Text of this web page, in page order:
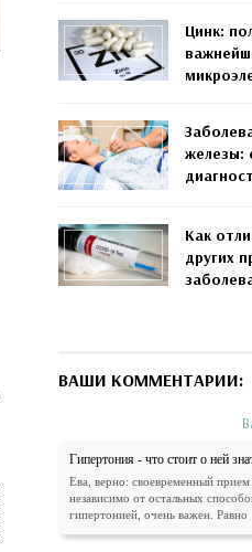
Цинк:
железы:
Как
других
ВАШИ КОММЕНТАРИИ:
Гипертония - что стоит о ней
Ева, верно: своевременный прием
независимо от остальных
гипертонией, очень важен. Равно